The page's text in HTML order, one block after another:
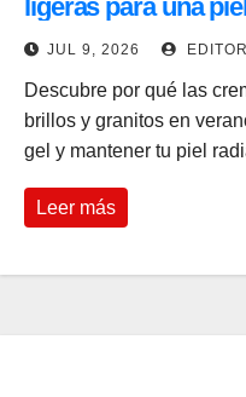
ligeras para una
JUL 9, 2026 EDITOR
Descubre por qué las
brillos y granitos en
gel y mantener tu piel
Leer más